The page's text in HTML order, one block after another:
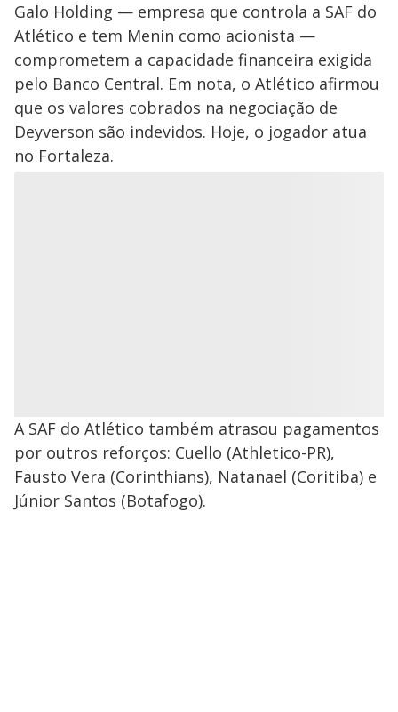
Galo Holding — empresa que controla a SAF do
Atlético e tem Menin como acionista —
comprometem a capacidade financeira exigida
pelo Banco Central. Em nota, o Atlético afirmou
que os valores cobrados na negociação de
Deyverson são indevidos. Hoje, o jogador atua
no Fortaleza.
A SAF do Atlético também atrasou pagamentos
por outros reforços: Cuello (Athletico-PR),
Fausto Vera (Corinthians), Natanael (Coritiba) e
Júnior Santos (Botafogo).